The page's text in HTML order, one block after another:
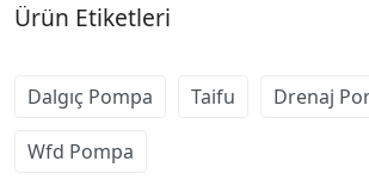
Ürün Etiketleri
Dalgıç Pompa Taifu Drenaj
Wfd Pompa